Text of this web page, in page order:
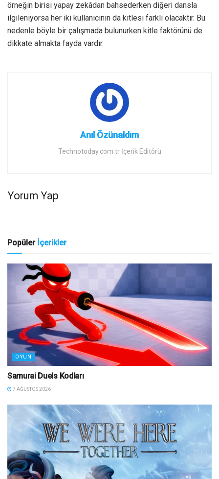
örneğin birisi yapay zekâdan bahsederken diğeri dansla
ilgileniyorsa her iki kullanıcının da kitlesi farklı olacaktır. Bu
nedenle böyle bir çalışmada bulunurken kitle faktörünü de
dikkate almakta fayda vardır.
Anıl Özünaldım
Technotoday.com.tr İçerik Editörü
Yorum Yap
Popüler İçerikler
OYUN
Samurai Duels Kodları
7 AĞUSTOS 2026